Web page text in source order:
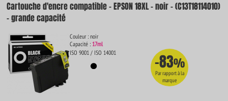
Cartouche d'encre compatible - EPSON 18XL - noir - (C13T18114010)
- grande capacité
Couleur : noir
Capacité : 17ml
ISO 9001 / ISO 14001
-83%
Par rapport à la
marque